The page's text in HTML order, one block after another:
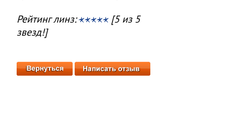
Рейтинг линз:
[5 из 5
звезд!]